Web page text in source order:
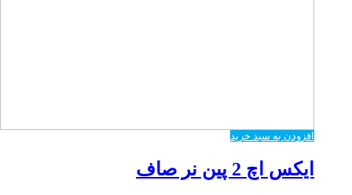
افزودن به سبد خرید
ایکس اچ 2 پین نر صاف